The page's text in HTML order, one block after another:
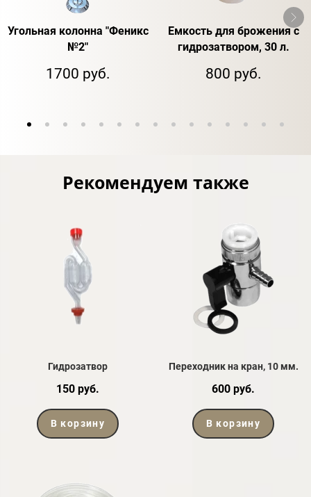
Угольная колонна "Феникс
№2"
1700 руб.
Емкость для брожения с
гидрозатвором, 30 л.
800 руб.
Рекомендуем также
Гидрозатвор
150 руб.
В корзину
Переходник на кран, 10 мм.
600 руб.
В корзину